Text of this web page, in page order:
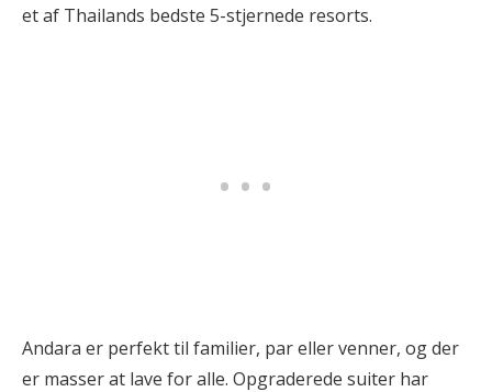
et af Thailands bedste 5-stjernede resorts.
Andara er perfekt til familier, par eller venner, og der
er masser at lave for alle. Opgraderede suiter har